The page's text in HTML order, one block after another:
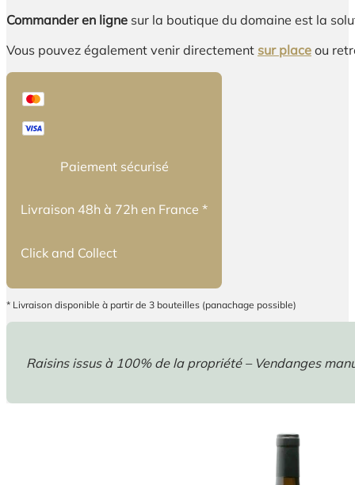
Commander en ligne sur la boutique du domaine est la
Vous pouvez également venir directement sur place ou
Paiement sécurisé
Livraison 48h à 72h en France *
Click and Collect
* Livraison disponible à partir de 3 bouteilles (panachage possible)
Raisins issus à 100% de la propriété – Vendanges